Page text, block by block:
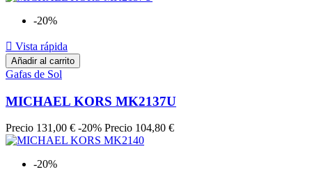
-20%
 Vista rápida
Añadir al carrito
Gafas de Sol
MICHAEL KORS MK2137U
Precio 131,00 € -20% Precio 104,80 €
-20%